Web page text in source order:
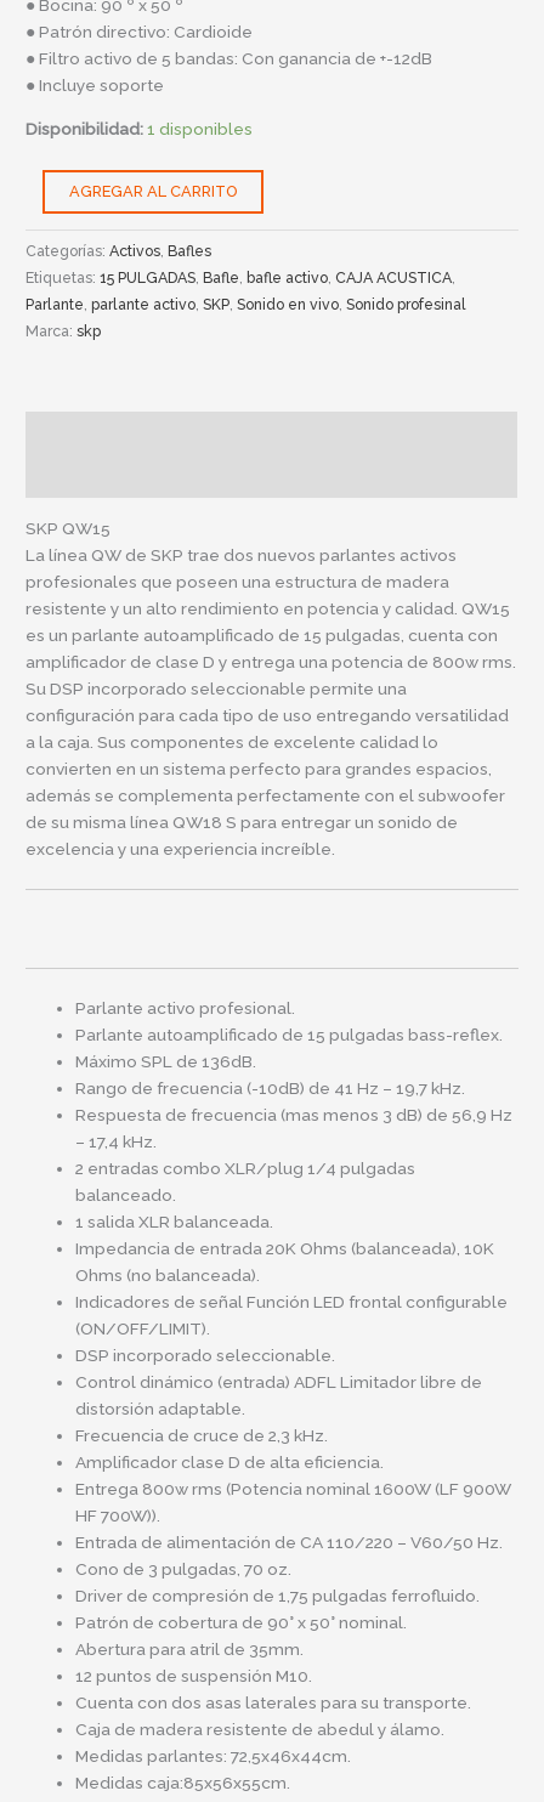
● Bocina: 90 º x 50 º
● Patrón directivo: Cardioide
● Filtro activo de 5 bandas: Con ganancia de +-12dB
● Incluye soporte
Disponibilidad:1 disponibles
AGREGAR AL CARRITO
Categorías:Activos,Bafles
Etiquetas:15 PULGADAS,Bafle, bafle activo, CAJA ACUSTICA,
Parlante,parlante activo,SKP,Sonido en vivo,Sonido profesinal
Marca:skp
SKP QW15
La línea QW de SKP trae dos nuevos parlantes activos
profesionales que poseen una estructura de madera
resistente y un alto rendimiento en potencia y calidad. QW15
es un parlante autoamplificado de 15 pulgadas, cuenta con
amplificador de clase D y entrega una potencia de 800w rms.
Su DSP incorporado seleccionable permite una
configuración para cada tipo de uso entregando versatilidad
a la caja. Sus componentes de excelente calidad lo
convierten en un sistema perfecto para grandes espacios,
además se complementa perfectamente con el subwoofer
de su misma línea QW18 S para entregar un sonido de
excelencia y una experiencia increíble.
Parlante activo profesional.
Parlante autoamplificado de 15 pulgadas bass-reflex.
Máximo SPL de 136dB.
Rango de frecuencia (-10dB) de 41 Hz – 19,7 kHz.
Respuesta de frecuencia (mas menos 3 dB) de 56,9 Hz
– 17,4 kHz.
2 entradas combo XLR/plug 1/4 pulgadas
balanceado.
1 salida XLR balanceada.
Impedancia de entrada 20K Ohms (balanceada), 10K
Ohms (no balanceada).
Indicadores de señal Función LED frontal configurable
(ON/OFF/LIMIT).
DSP incorporado seleccionable.
Control dinámico (entrada) ADFL Limitador libre de
distorsión adaptable.
Frecuencia de cruce de 2,3 kHz.
Amplificador clase D de alta eficiencia.
Entrega 800w rms (Potencia nominal 1600W (LF 900W
HF 700W)).
Entrada de alimentación de CA 110/220 – V60/50 Hz.
Cono de 3 pulgadas, 70 oz.
Driver de compresión de 1,75 pulgadas ferrofluido.
Patrón de cobertura de 90° x 50° nominal.
Abertura para atril de 35mm.
12 puntos de suspensión M10.
Cuenta con dos asas laterales para su transporte.
Caja de madera resistente de abedul y álamo.
Medidas parlantes: 72,5x46x44cm.
Medidas caja:85x56x55cm.